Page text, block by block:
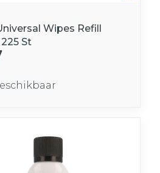
Wipes Refill
St